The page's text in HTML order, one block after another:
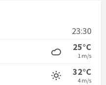
23:30
25°C
1 m/s
32°C
4 m/s